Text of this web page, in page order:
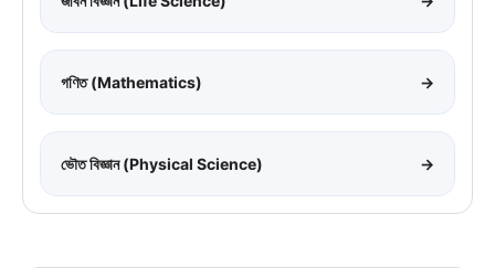
গণিত (Mathematics) →
ভৌত বিজ্ঞান (Physical Science) →